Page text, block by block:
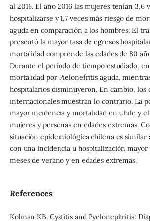
al 2016. El año 2016 las mujeres tenían 3,6
hospitalizarse y 1,7 veces más riesgo de
aguda en comparación a los hombres. El
presentó la mayor tasa de egresos
mortalidad comprende las edades de 80
Durante el período de tiempo estudiado,
mortalidad por Pielonefritis aguda,
hospitalarios disminuyeron. En cambio, los
internacionales muestran lo contrario. La
mayor incidencia y mortalidad en Chile y
mujeres y personas en edades extremas.
situación epidemiológica chilena es similar
con una incidencia u hospitalización
meses de verano y en edades extremas.
References
Kolman KB. Cystitis and Pyelonephritis: